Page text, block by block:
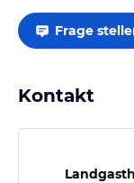
Frage
Kontakt